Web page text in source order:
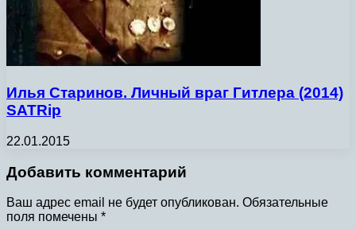
Илья Старинов. Личный враг Гитлера (2014)
SATRip
22.01.2015
Добавить комментарий
Ваш адрес email не будет опубликован. Обязательные
поля помечены *